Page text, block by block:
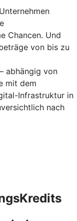
Chancen. Und
von bis zu
abhängig von
mit dem
Infrastruktur in
nach